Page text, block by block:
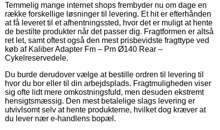
Temmelig mange internet shops frembyder nu om dage en
række forskellige løsninger til levering. Et hit er efterhånden
at få leveret til et afhentningssted, hvor det er muligt at hente
de bestilte produkter når det passer dig. Fragtformen er altså
ret let, samt oftest også den mest prisbevidste fragttype ved
køb af Kaliber Adapter Fm – Pm Ø140 Rear –
Cykelreservedele.
Du burde derudover vælge at bestille ordren til levering til
hvor du bor eller til din arbejdsplads. Fragtmuligheden viser
sig ofte lidt mere omkostningsfuld, men desuden ekstremt
hensigtsmæssig. Den mest betalelige slags levering er
utvivlsomt selv at hente produkterne, hvilket dog kræver at
du lever nær e-handlens bopæl.